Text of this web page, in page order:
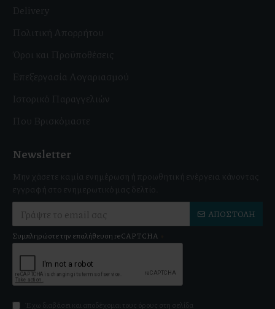
Delivery
Πολιτική Απορρήτου
Όροι και Προϋποθέσεις
Επεξεργασία Λογαριασμού
Ιστορικό Παραγγελιών
Που Βρισκόμαστε
Newsletter
Μην χάσετε καμία ενημέρωση ή προωθητική ενέργεια κάνοντας
εγγραφή στο ενημερωτικό μας δελτίο.
ΑΠΟΣΤΟΛΉ
Συμπληρώστε την επαλήθευση reCAPTCHA
Έχω διαβάσει και αποδέχομαι τους όρους στη σελίδα